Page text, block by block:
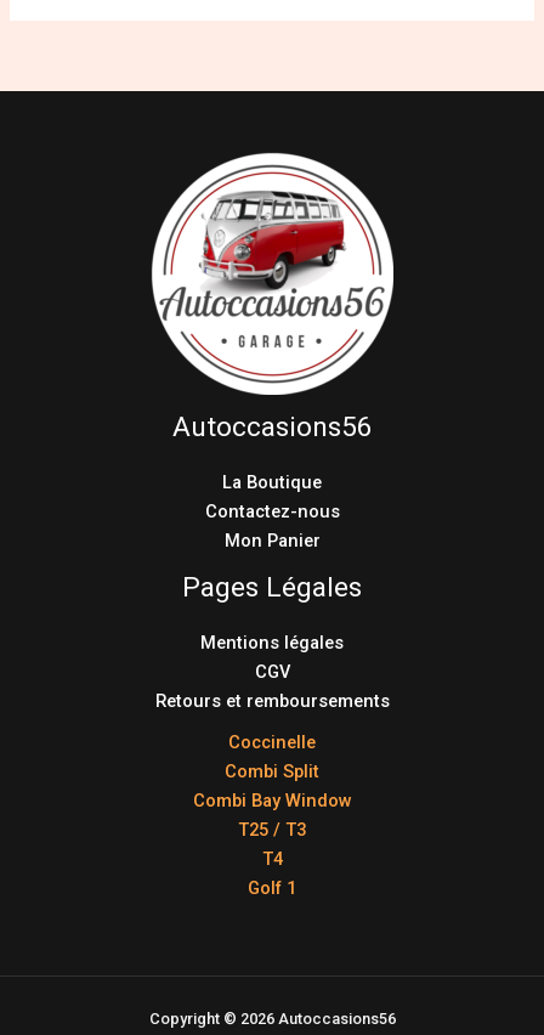
Autoccasions56
La Boutique
Contactez-nous
Mon Panier
Pages Légales
Mentions légales
CGV
Retours et remboursements
Coccinelle
Combi Split
Combi Bay Window
T25 / T3
T4
Golf 1
Copyright © 2026 Autoccasions56